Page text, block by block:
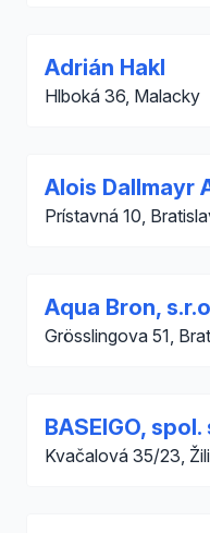
Adrián Hakl
Hlboká 36, Malacky
Alois Dallmayr
Prístavná 10,
Aqua Bron,
Grösslingova 51,
BASEIGO, spol.
Kvačalová 35/23,